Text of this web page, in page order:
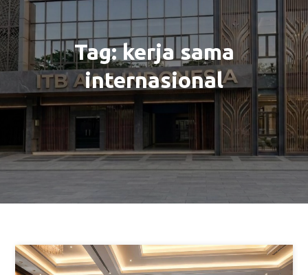
Tag:kerja sama
internasional